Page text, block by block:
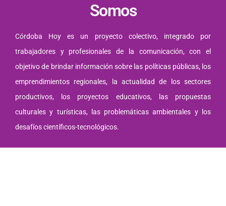
Somos
Córdoba Hoy es un proyecto colectivo, integrado por
trabajadores y profesionales de la comunicación, con el
objetivo de brindar información sobre las políticas públicas, los
emprendimientos regionales, la actualidad de los sectores
productivos, los proyectos educativos, las propuestas
culturales y turísticas, las problemáticas ambientales y los
desafíos científicos-tecnológicos.